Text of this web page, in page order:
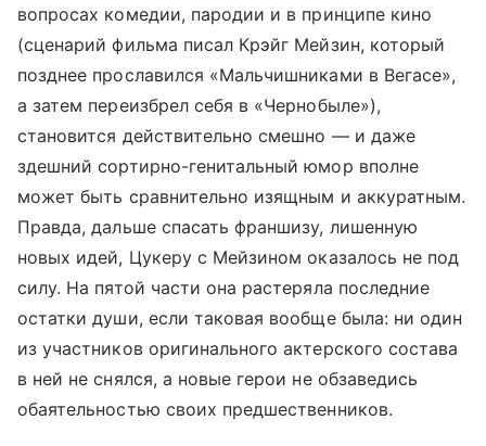
вопросах комедии, пародии и в принципе кино
(сценарий фильма писал Крэйг Мейзин, который
позднее прославился «Мальчишниками в Вегасе»,
а затем переизбрел себя в «Чернобыле»),
становится действительно смешно — и даже
здешний сортирно-генитальный юмор вполне
может быть сравнительно изящным и аккуратным.
Правда, дальше спасать франшизу, лишенную
новых идей, Цукеру с Мейзином оказалось не под
силу. На пятой части она растеряла последние
остатки души, если таковая вообще была: ни один
из участников оригинального актерского состава
в ней не снялся, а новые герои не обзаведись
обаятельностью своих предшественников.